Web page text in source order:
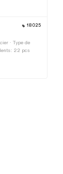
18025
· Type de
22 pcs